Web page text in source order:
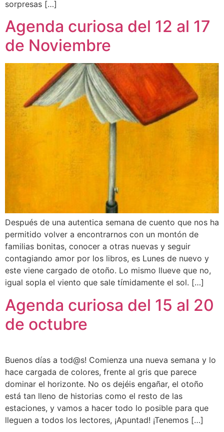
sorpresas […]
Agenda curiosa del 12 al 17
de Noviembre
Después de una autentica semana de cuento que nos ha
permitido volver a encontrarnos con un montón de
familias bonitas, conocer a otras nuevas y seguir
contagiando amor por los libros, es Lunes de nuevo y
este viene cargado de otoño. Lo mismo llueve que no,
igual sopla el viento que sale tímidamente el sol. […]
Agenda curiosa del 15 al 20
de octubre
Buenos días a tod@s! Comienza una nueva semana y lo
hace cargada de colores, frente al gris que parece
dominar el horizonte. No os dejéis engañar, el otoño
está tan lleno de historias como el resto de las
estaciones, y vamos a hacer todo lo posible para que
lleguen a todos los lectores, ¡Apuntad! ¡Tenemos […]